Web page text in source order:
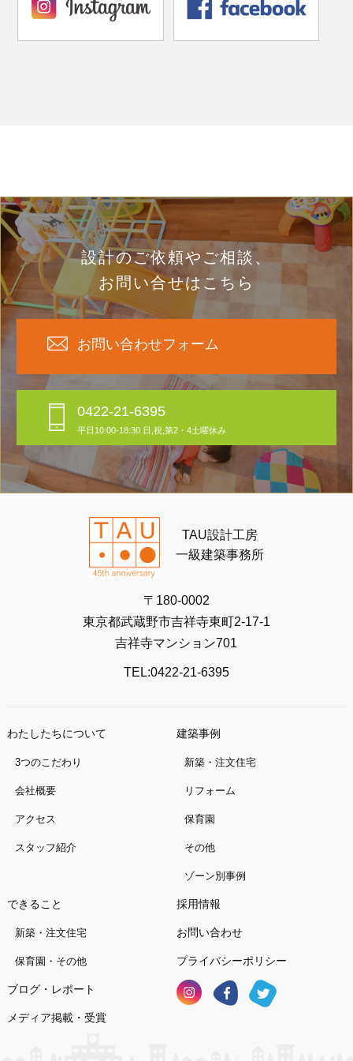
設計のご依頼やご相談、
お問い合せはこちら
お問い合わせフォーム
0422-21-6395
平日10:00-18:30 日,祝,第2・4土曜休み
TAU設計工房
一級建築事務所
〒180-0002
東京都武蔵野市吉祥寺東町2-17-1
吉祥寺マンション701
TEL:0422-21-6395
わたしたちについて
3つのこだわり
会社概要
アクセス
スタッフ紹介
建築事例
新築・注文住宅
リフォーム
保育園
その他
ゾーン別事例
できること
新築・注文住宅
保育園・その他
ブログ・レポート
メディア掲載・受賞
採用情報
お問い合わせ
プライバシーポリシー